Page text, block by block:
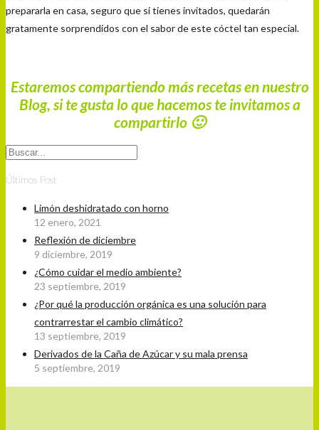
prepararla en casa, seguro que si tienes invitados, quedarán
gratamente sorprendidos con el sabor de este cóctel tan especial.
Estaremos compartiendo más recetas en nuestro
Blog, si te gusta lo que hacemos te invitamos a
compartirlo 🙂
Últimos Post
Limón deshidratado con horno
12 enero, 2021
Reflexión de diciembre
9 diciembre, 2019
¿Cómo cuidar el medio ambiente?
23 septiembre, 2019
¿Por qué la producción orgánica es una solución para
contrarrestar el cambio climático?
13 septiembre, 2019
Derivados de la Caña de Azúcar y su mala prensa
5 septiembre, 2019